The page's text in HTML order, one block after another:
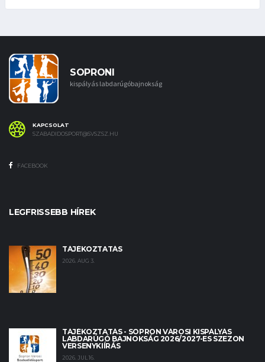
SOPRONI
kispályás labdarúgóbajnokság
KAPCSOLAT
SZABADIDOSPORT@SVSZSZ.HU
FACEBOOK
LEGFRISSEBB HÍREK
TÁJÉKOZTATÁS
2026. AUG 3.
TÁJÉKOZTATÁS - SOPRON VÁROSI KISPÁLYÁS
LABDARÚGÓ BAJNOKSÁG 2026/2027-ES SZEZON
VERSENYKIÍRÁS
2026. JUL 16.